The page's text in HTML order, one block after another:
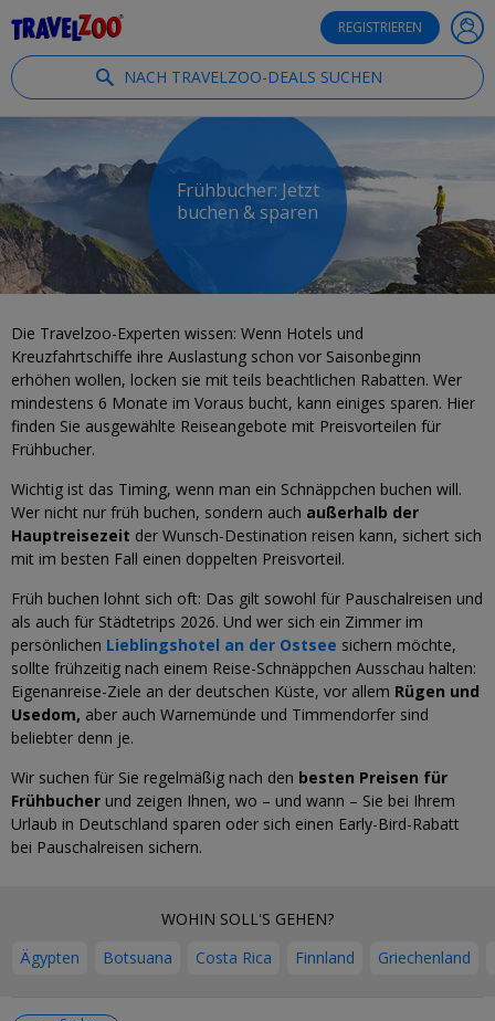
REGISTRIEREN
NACH TRAVELZOO-DEALS SUCHEN
Frühbucher: Jetzt
buchen & sparen
Die Travelzoo-Experten wissen: Wenn Hotels und
Kreuzfahrtschiffe ihre Auslastung schon vor Saisonbeginn
erhöhen wollen, locken sie mit teils beachtlichen Rabatten. Wer
mindestens 6 Monate im Voraus bucht, kann einiges sparen. Hier
finden Sie ausgewählte Reiseangebote mit Preisvorteilen für
Frühbucher.
Wichtig ist das Timing, wenn man ein Schnäppchen buchen will.
Wer nicht nur früh buchen, sondern auch außerhalb der
Hauptreisezeit der Wunsch-Destination reisen kann, sichert sich
mit im besten Fall einen doppelten Preisvorteil.
Früh buchen lohnt sich oft: Das gilt sowohl für Pauschalreisen und
als auch für Städtetrips 2026. Und wer sich ein Zimmer im
persönlichen Lieblingshotel an der Ostsee sichern möchte,
sollte frühzeitig nach einem Reise-Schnäppchen Ausschau halten:
Eigenanreise-Ziele an der deutschen Küste, vor allem Rügen und
Usedom, aber auch Warnemünde und Timmendorfer sind
beliebter denn je.
Wir suchen für Sie regelmäßig nach den besten Preisen für
Frühbucher und zeigen Ihnen, wo – und wann – Sie bei Ihrem
Urlaub in Deutschland sparen oder sich einen Early-Bird-Rabatt
bei Pauschalreisen sichern.
WOHIN SOLL'S GEHEN?
Ägypten
Botsuana Costa Rica Finnland Griechenland